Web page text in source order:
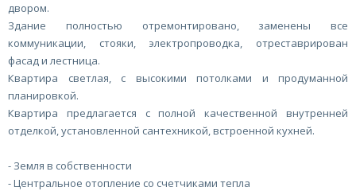
двором.
Здание полностью отремонтировано, заменены все
коммуникации, стояки, электропроводка, отреставрирован
фасад и лестница.
Квартира светлая, с высокими потолками и продуманной
планировкой.
Квартира предлагается с полной качественной внутренней
отделкой, установленной сантехникой, встроенной кухней.
- Земля в собственности
- Центральное отопление cо счетчиками тепла